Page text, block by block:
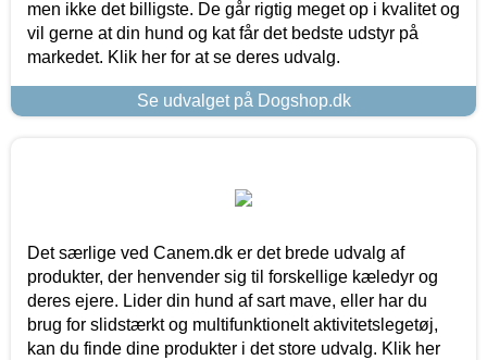
men ikke det billigste. De går rigtig meget op i kvalitet og
vil gerne at din hund og kat får det bedste udstyr på
markedet. Klik her for at se deres udvalg.
Se udvalget på Dogshop.dk
Det særlige ved Canem.dk er det brede udvalg af
produkter, der henvender sig til forskellige kæledyr og
deres ejere. Lider din hund af sart mave, eller har du
brug for slidstærkt og multifunktionelt aktivitetslegetøj,
kan du finde dine produkter i det store udvalg. Klik her